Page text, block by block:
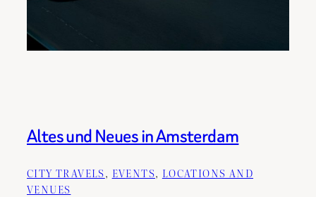
Altes und Neues in Amsterdam
CITY TRAVELS, EVENTS, LOCATIONS AND
VENUES